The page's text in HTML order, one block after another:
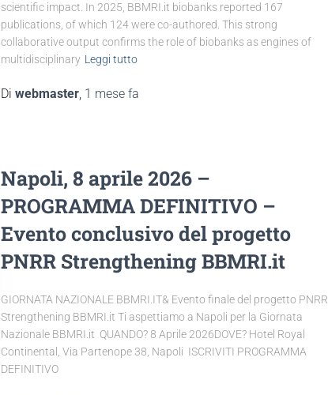
scientific impact. In 2025, BBMRI.it biobanks reported 167
publications, of which 124 were co-authored. This strong
collaborative output confirms the role of biobanks as engines of
multidisciplinary Leggi tutto
Di webmaster, 1 mese fa
Napoli, 8 aprile 2026 –
PROGRAMMA DEFINITIVO –
Evento conclusivo del progetto
PNRR Strengthening BBMRI.it
GIORNATA NAZIONALE BBMRI.IT& Evento finale del progetto PNRR
Strengthening BBMRI.it Ti aspettiamo a Napoli per la Giornata
Nazionale BBMRI.it QUANDO? 8 Aprile 2026DOVE? Hotel Royal
Continental, Via Partenope 38, Napoli ISCRIVITI PROGRAMMA
DEFINITIVO